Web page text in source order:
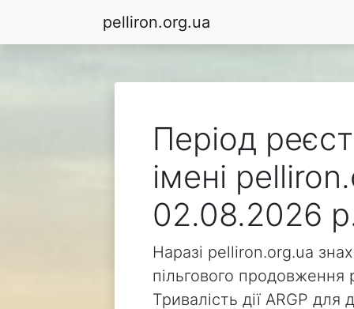
pelliron.org.ua
Період
імені
02.08.2026
Наразі pelliron.org.ua
пільгового продовження
Тривалість дії ARGP